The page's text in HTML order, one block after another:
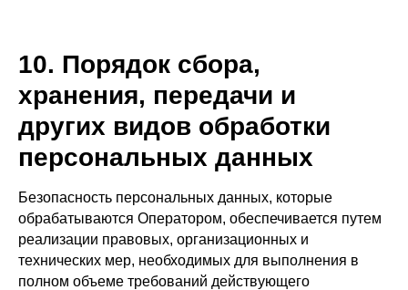
10. Порядок сбора,
хранения, передачи и
других видов обработки
персональных данных
Безопасность персональных данных, которые
обрабатываются Оператором, обеспечивается путем
реализации правовых, организационных и
технических мер, необходимых для выполнения в
полном объеме требований действующего